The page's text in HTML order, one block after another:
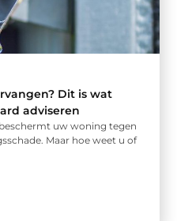
Dit is wat
adviseren
uw woning tegen
Maar hoe weet u of